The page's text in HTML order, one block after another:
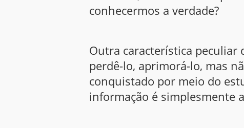
conhecermos a verdade?
Outra característica peculiar
perdê-lo, aprimorá-lo, mas
conquistado por meio do
informação é simplesmente